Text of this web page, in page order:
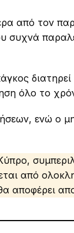
από τον
συχνά
όλο το
ενώ ο
από
αποφέρει